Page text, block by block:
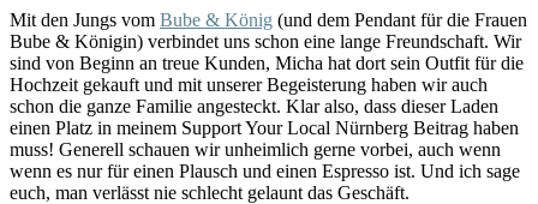
Mit den Jungs vom Bube & König (und dem Pendant für die Frauen
Bube & Königin) verbindet uns schon eine lange Freundschaft. Wir
sind von Beginn an treue Kunden, Micha hat dort sein Outfit für die
Hochzeit gekauft und mit unserer Begeisterung haben wir auch
schon die ganze Familie angesteckt. Klar also, dass dieser Laden
einen Platz in meinem Support Your Local Nürnberg Beitrag haben
muss! Generell schauen wir unheimlich gerne vorbei, auch wenn
wenn es nur für einen Plausch und einen Espresso ist. Und ich sage
euch, man verlässt nie schlecht gelaunt das Geschäft.